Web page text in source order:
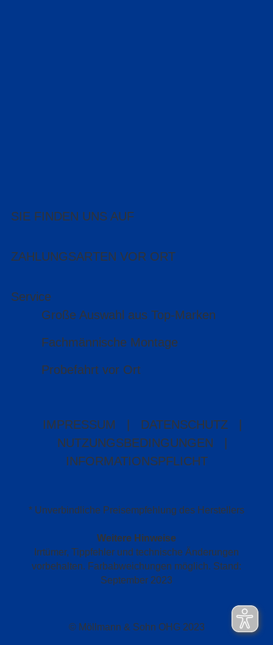
SIE FINDEN UNS AUF
ZAHLUNGSARTEN VOR ORT
Service
Große Auswahl aus Top-Marken
Fachmännische Montage
Probefahrt vor Ort
IMPRESSUM DATENSCHUTZ
NUTZUNGSBEDINGUNGEN
INFORMATIONSPFLICHT
* Unverbindliche Preisempfehlung des Herstellers
Weitere Hinweise
Irrtümer, Tippfehler und technische Änderungen
vorbehalten. Farbabweichungen möglich. Stand:
September 2023
© Möllmann & Sohn OHG 2023